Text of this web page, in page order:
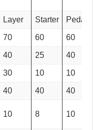
Layer Starter
70 60 60
40 25 40
30 10 10
40 40 40
10 8 10